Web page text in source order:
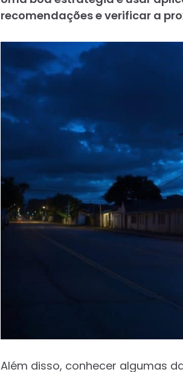
recomendações e verificar a
Além disso, conhecer algumas